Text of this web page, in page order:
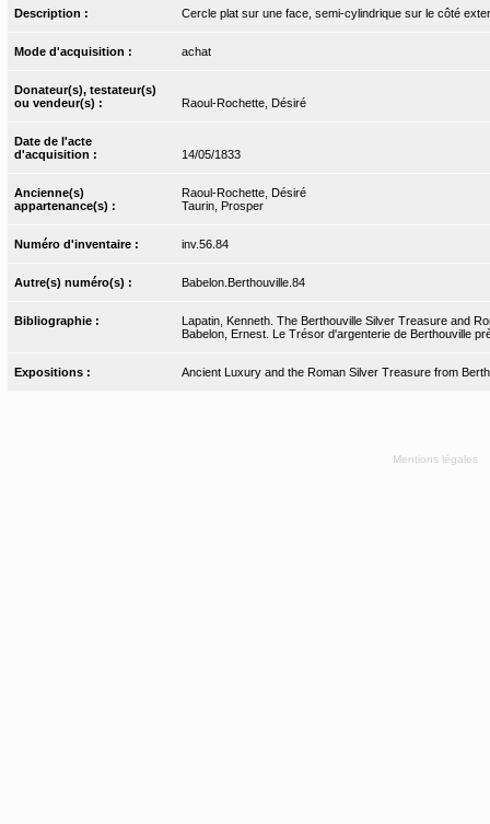
Description : Cercle plat sur une face, semi-cylindrique sur le côté
Mode d'acquisition : achat
Donateur(s), testateur(s)
ou vendeur(s) :
Raoul-Rochette, Désiré
Date de l'acte
d'acquisition :
14/05/1833
Ancienne(s)
appartenance(s) :
Raoul-Rochette, Désiré
Taurin, Prosper
Numéro d'inventaire : inv.56.84
Autre(s) numéro(s) : Babelon.Berthouville.84
Bibliographie :
Lapatin, Kenneth. The Berthouville Silver Treasure and
Babelon, Ernest. Le Trésor d'argenterie de Berthouville
Expositions : Ancient Luxury and the Roman Silver Treasure from
Mentions légales